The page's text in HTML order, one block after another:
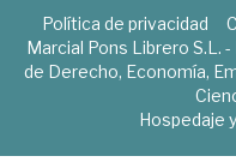
Política de privacidad
Marcial Pons Librero S.L.
de Derecho, Economía,
Hospedaje